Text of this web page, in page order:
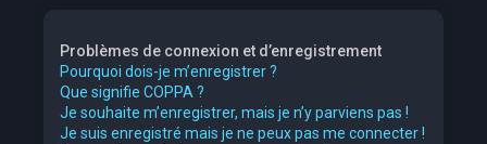
Problèmes de connexion et d’enregistrement
Pourquoi dois-je m’enregistrer ?
Que signifie COPPA ?
Je souhaite m’enregistrer, mais je n’y parviens pas !
Je suis enregistré mais je ne peux pas me connecter !